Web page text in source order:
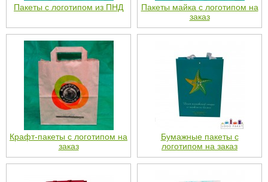
Пакеты с логотипом из ПНД
Пакеты майка с логотипом на
заказ
Крафт-пакеты с логотипом на
заказ
Бумажные пакеты с
логотипом на заказ